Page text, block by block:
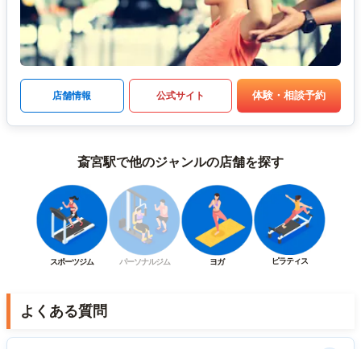
店舗情報 公式サイト 体験・相談予約
斎宮駅で他のジャンルの店舗を探す
スポーツジム パーソナルジム ヨガ ピラティス
よくある質問